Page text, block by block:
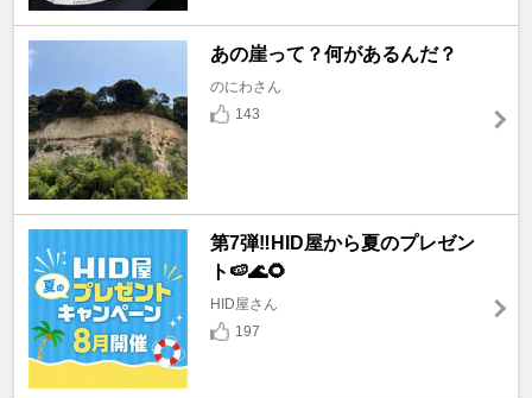
あの崖って？何があるんだ？
のにわさん
143
第7弾‼️HID屋から夏のプレゼン
ト🍉🌊🌻
HID屋さん
197